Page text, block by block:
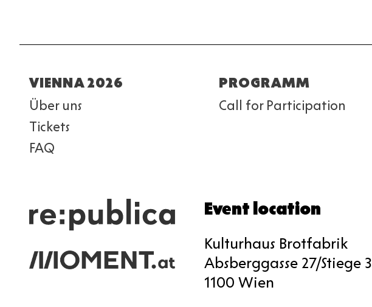
Fußzeile
VIENNA 2026
Über uns
Tickets
FAQ
PROGRAMM
Call for Participation
Event location
Kulturhaus Brotfabrik
Absberggasse 27/Stiege 3
1100 Wien